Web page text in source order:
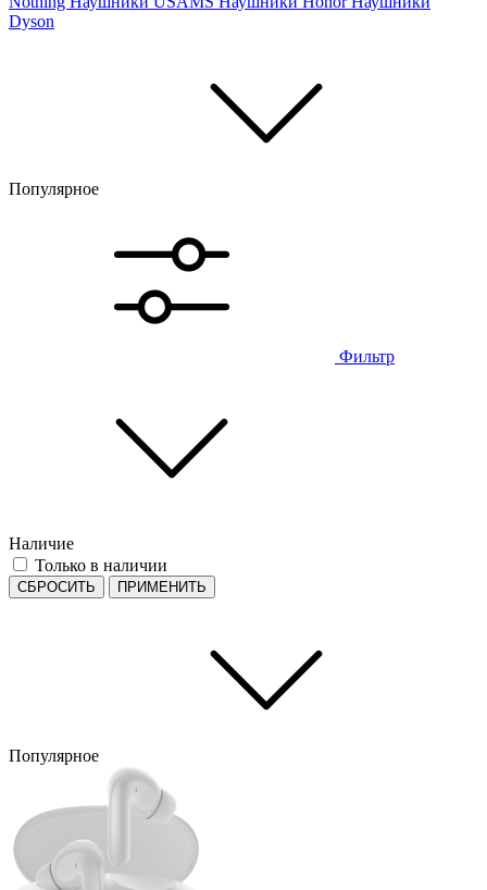
Dyson
Популярное
Фильтр
Наличие
Только в наличии
СБРОСИТЬ ПРИМЕНИТЬ
Популярное